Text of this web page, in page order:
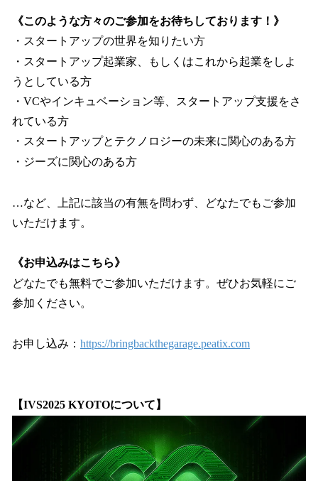
《このような方々のご参加をお待ちしております！》
・スタートアップの世界を知りたい方
・スタートアップ起業家、もしくはこれから起業をしよ
うとしている方
・VCやインキュベーション等、スタートアップ支援をさ
れている方
・スタートアップとテクノロジーの未来に関心のある方
・ジーズに関心のある方
…など、上記に該当の有無を問わず、どなたでもご参加
いただけます。
《お申込みはこちら》
どなたでも無料でご参加いただけます。ぜひお気軽にご
参加ください。
お申し込み： https://bringbackthegarage.peatix.com
【IVS2025 KYOTOについて】